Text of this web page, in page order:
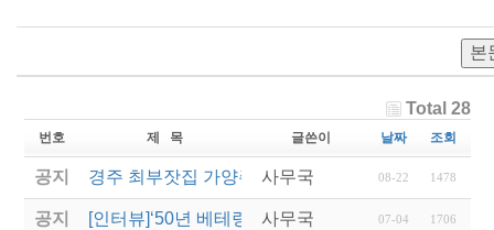
본
Total 28
번호 제 목 글쓴이 날짜 조회
공지 경주 최부잣집 가양주 ‘대몽재1779’ 대통령 취임 만
사무국 08-22 1478
공지 [인터뷰]‘50년 베테랑’ 힐튼경주 김남철 총지배인 “
사무국 07-04 1706